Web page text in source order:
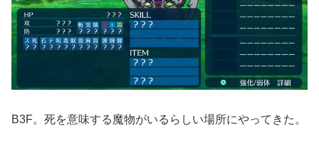
B3F。死を意味する魔物がいるらしい場所にやってきた。